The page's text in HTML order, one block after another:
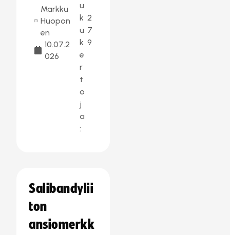
Markku
Huopon
en
10.07.2
026
u
k
u
k
e
r
t
o
j
a
:
2
7
9
Salibandylii
ton
ansiomerkk